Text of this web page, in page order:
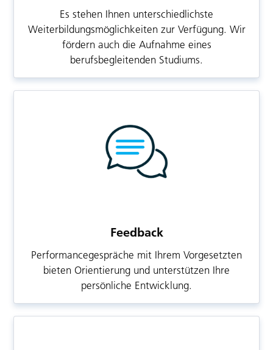
Es stehen Ihnen unterschiedlichste
Weiterbildungsmöglichkeiten zur Verfügung. Wir
fördern auch die Aufnahme eines
berufsbegleitenden Studiums.
Feedback
Performancegespräche mit Ihrem Vorgesetzten
bieten Orientierung und unterstützen Ihre
persönliche Entwicklung.